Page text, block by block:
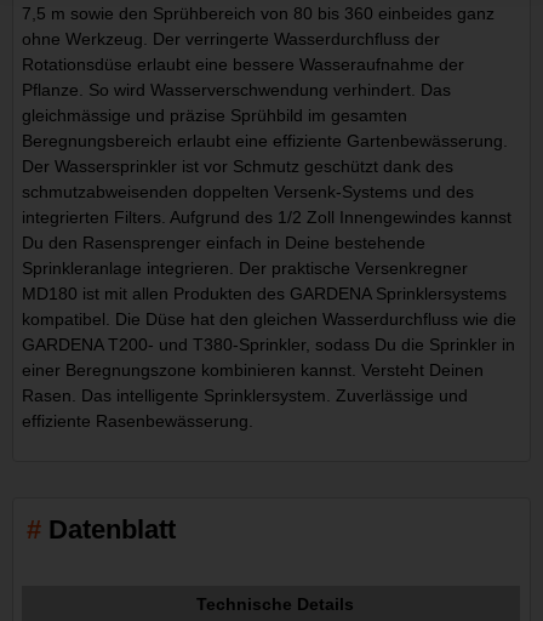
7,5 m sowie den Sprühbereich von 80 bis 360 einbeides ganz
ohne Werkzeug. Der verringerte Wasserdurchfluss der
Rotationsdüse erlaubt eine bessere Wasseraufnahme der
Pflanze. So wird Wasserverschwendung verhindert. Das
gleichmässige und präzise Sprühbild im gesamten
Beregnungsbereich erlaubt eine effiziente Gartenbewässerung.
Der Wassersprinkler ist vor Schmutz geschützt dank des
schmutzabweisenden doppelten Versenk-Systems und des
integrierten Filters. Aufgrund des 1/2 Zoll Innengewindes kannst
Du den Rasensprenger einfach in Deine bestehende
Sprinkleranlage integrieren. Der praktische Versenkregner
MD180 ist mit allen Produkten des GARDENA Sprinklersystems
kompatibel. Die Düse hat den gleichen Wasserdurchfluss wie die
GARDENA T200- und T380-Sprinkler, sodass Du die Sprinkler in
einer Beregnungszone kombinieren kannst. Versteht Deinen
Rasen. Das intelligente Sprinklersystem. Zuverlässige und
effiziente Rasenbewässerung.
Datenblatt
Technische Details